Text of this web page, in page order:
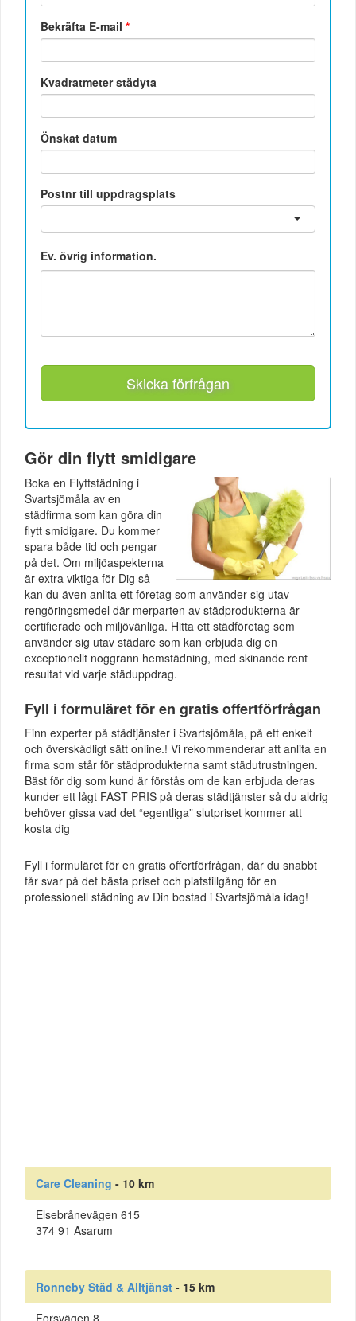
Bekräfta E-mail*
Kvadratmeter städyta
Önskat datum
Postnr till uppdragsplats
Ev. övrig information.
Skicka förfrågan
Gör din flytt smidigare
Boka en Flyttstädning i
Svartsjömåla av en
städfirma som kan göra din
flytt smidigare. Du kommer
spara både tid och pengar
på det. Om miljöaspekterna
är extra viktiga för Dig så
kan du även anlita ett företag som använder sig utav
rengöringsmedel där merparten av städprodukterna är
certifierade och miljövänliga. Hitta ett städföretag som
använder sig utav städare som kan erbjuda dig en
exceptionellt noggrann hemstädning, med skinande rent
resultat vid varje städuppdrag.
Fyll i formuläret för en gratis offertförfrågan
Finn experter på städtjänster i Svartsjömåla, på ett enkelt
och överskådligt sätt online.! Vi rekommenderar att anlita en
firma som står för städprodukterna samt städutrustningen.
Bäst för dig som kund är förstås om de kan erbjuda deras
kunder ett lågt FAST PRIS på deras städtjänster så du aldrig
behöver gissa vad det “egentliga” slutpriset kommer att
kosta dig
Fyll i formuläret för en gratis offertförfrågan, där du snabbt
får svar på det bästa priset och platstillgång för en
professionell städning av Din bostad i Svartsjömåla idag!
Care Cleaning - 10 km
Elsebrånevägen 615
374 91 Asarum
Ronneby Städ & Alltjänst - 15 km